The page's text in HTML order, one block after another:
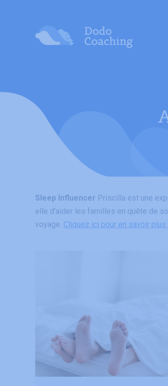
Sleep Influencer Priscilla est une
elle d’aider les familles en quête de
voyage. Cliquez ici pour en savoir